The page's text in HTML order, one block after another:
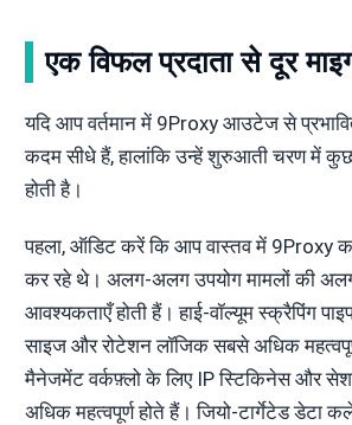
एक विफल प्रदाता से दूर
यदि आप वर्तमान में 9Proxy आउटेज से प्रभावित
कदम सीधे हैं, हालांकि उन्हें शुरुआती चरण में
होती है।
पहला, ऑडिट करें कि आप वास्तव में 9Proxy
कर रहे थे। अलग-अलग उपयोग मामलों की
आवश्यकताएँ होती हैं। हाई-वॉल्यूम स्क्रैपिंग
साइज और रोटेशन लॉजिक सबसे अधिक
मैनेजमेंट वर्कफ़्लो के लिए IP स्टिकिनेस और
अधिक महत्वपूर्ण होते हैं। जियो-टार्गेटेड डेटा